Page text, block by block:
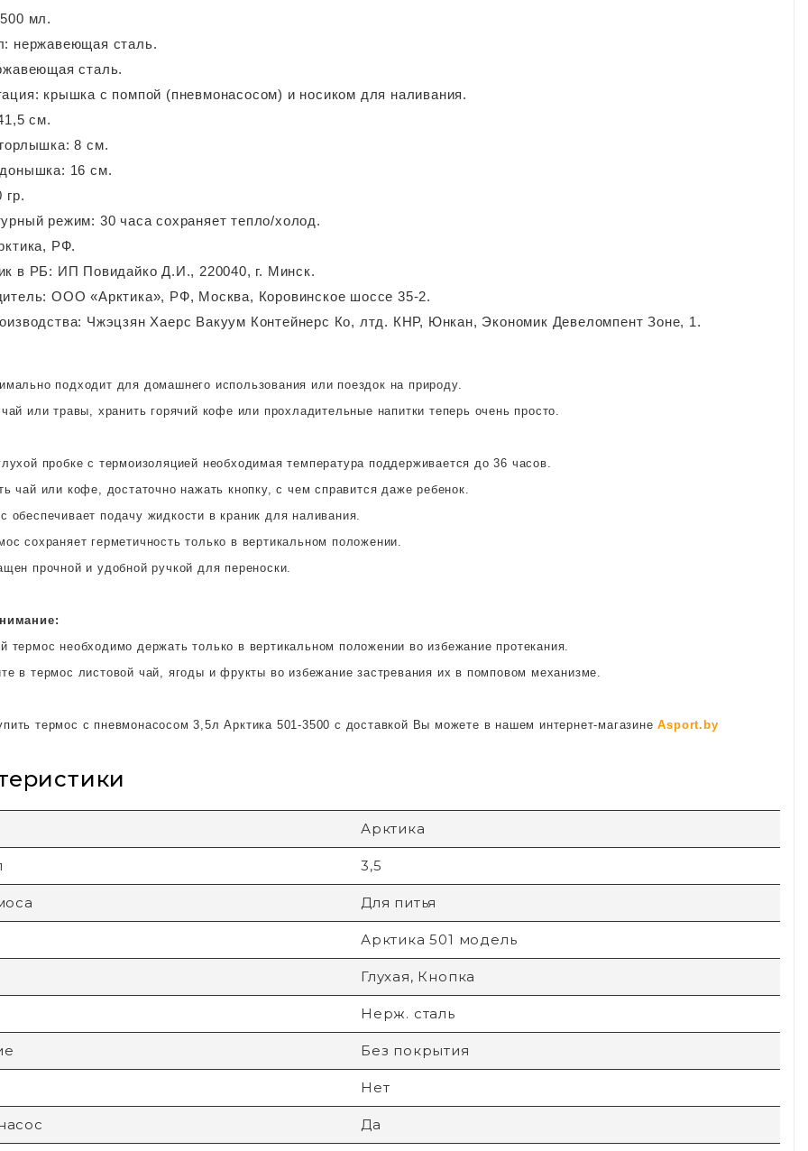
мл.
нержавеющая сталь.
сталь.
крышка с помпой (пневмонасосом) и носиком для наливания.
см.
8 см.
16 см.
гр.
режим: 30 часа сохраняет тепло/холод.
РФ.
в РБ: ИП Повидайко Д.И., 220040, г. Минск.
ООО «Арктика», РФ, Москва, Коровинское шоссе 35-2.
Чжэцзян Хаерс Вакуум Контейнерс Ко, лтд. КНР, Юнкан, Экономик Девеломпент Зоне, 1.
подходит для домашнего использования или поездок на природу.
или травы, хранить горячий кофе или прохладительные напитки теперь очень просто.
пробке с термоизоляцией необходимая температура поддерживается до 36 часов.
чай или кофе, достаточно нажать кнопку, с чем справится даже ребенок.
обеспечивает подачу жидкости в краник для наливания.
сохраняет герметичность только в вертикальном положении.
прочной и удобной ручкой для переноски.
термос необходимо держать только в вертикальном положении во избежание протекания.
в термос листовой чай, ягоды и фрукты во избежание застревания их в помповом механизме.
термос с пневмонасосом 3,5л Арктика 501-3500 с доставкой Вы можете в нашем интернет-магазинеAsport.by
Арктика
3,5
Для питья
Арктика 501 модель
Глухая, Кнопка
Нерж. сталь
Без покрытия
Нет
Да